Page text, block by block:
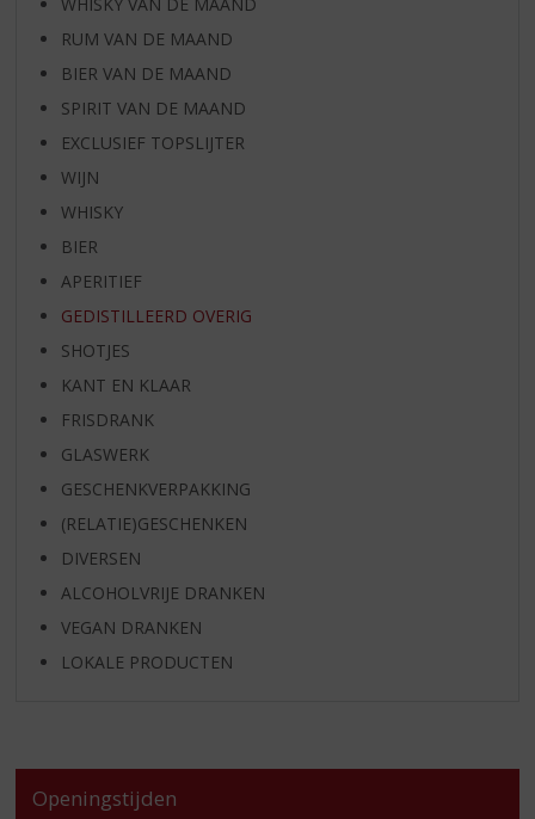
RUM VAN DE MAAND
BIER VAN DE MAAND
SPIRIT VAN DE MAAND
EXCLUSIEF TOPSLIJTER
WIJN
WHISKY
BIER
APERITIEF
GEDISTILLEERD OVERIG
SHOTJES
KANT EN KLAAR
FRISDRANK
GLASWERK
GESCHENKVERPAKKING
(RELATIE)GESCHENKEN
DIVERSEN
ALCOHOLVRIJE DRANKEN
VEGAN DRANKEN
LOKALE PRODUCTEN
Openingstijden